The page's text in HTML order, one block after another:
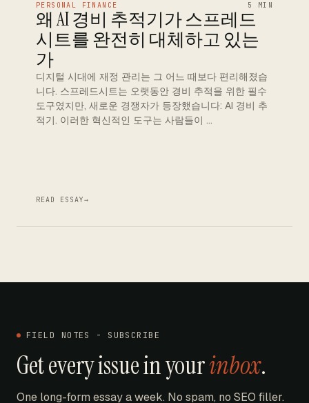
PERSONAL FINANCE 5 MIN
왜 AI 경비 추적기가 스프레드
시트를 완전히 대체하고 있는
가
디지털 시대에 재정 관리는 그 어느 때보다 편리해졌습
니다. 스프레드시트는 오랫동안 경비 추적을 위한 필수
도구였지만, 새로운 경쟁자가 등장했습니다: AI 경비 추
적기. 이러한 혁신적인 도구는 사람들이 …
READ ESSAY→
FIELD NOTES - SUBSCRIBE
Get every issue in yourinbox.
One long-form essay a week. No spam, no SEO filler.